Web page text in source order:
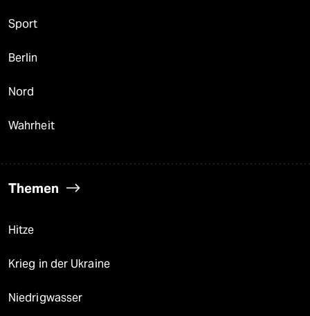
Sport
Berlin
Nord
Wahrheit
Themen
Hitze
Krieg in der Ukraine
Niedrigwasser